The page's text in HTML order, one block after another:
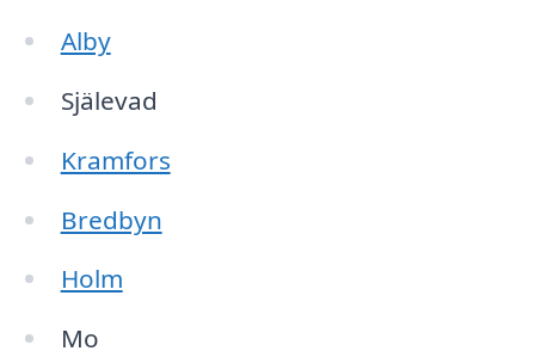
Alby
Själevad
Kramfors
Bredbyn
Holm
Mo